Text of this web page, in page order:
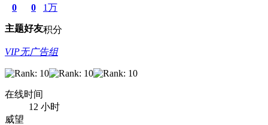
0
主题
0
好友
1万
积分
VIP无广告组
在线时间
12 小时
威望